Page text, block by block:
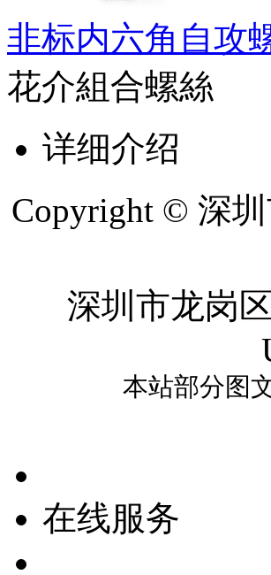
非标内六角自攻
花介組合螺絲
详细介绍
Copyright © 深
深圳市龙岗
本站部分图
在线服务